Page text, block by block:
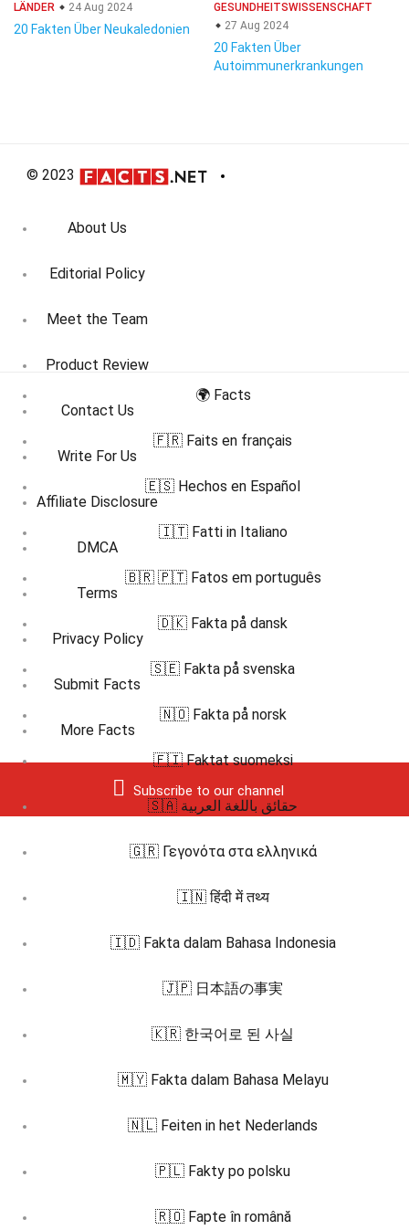
LÄNDER 24 Aug 2024
20 Fakten Über Neukaledonien
GESUNDHEITSWISSENSCHAFT
27 Aug 2024
20 Fakten Über
Autoimmunerkrankungen
© 2023
About Us
Editorial Policy
Meet the Team
Product Review
Contact Us
Write For Us
Affiliate Disclosure
DMCA
Terms
Privacy Policy
Submit Facts
More Facts
Subscribe to our channel
🌍 Facts
🇫🇷 Faits en français
🇪🇸 Hechos en Español
🇮🇹 Fatti in Italiano
🇧🇷 🇵🇹 Fatos em português
🇩🇰 Fakta på dansk
🇸🇪 Fakta på svenska
🇳🇴 Fakta på norsk
🇫🇮 Faktat suomeksi
🇸🇦 حقائق باللغة العربية
🇬🇷 Γεγονότα στα ελληνικά
🇮🇳 हिंदी में तथ्य
🇮🇩 Fakta dalam Bahasa Indonesia
🇯🇵 日本語の事実
🇰🇷 한국어로 된 사실
🇲🇾 Fakta dalam Bahasa Melayu
🇳🇱 Feiten in het Nederlands
🇵🇱 Fakty po polsku
🇷🇴 Fapte în română